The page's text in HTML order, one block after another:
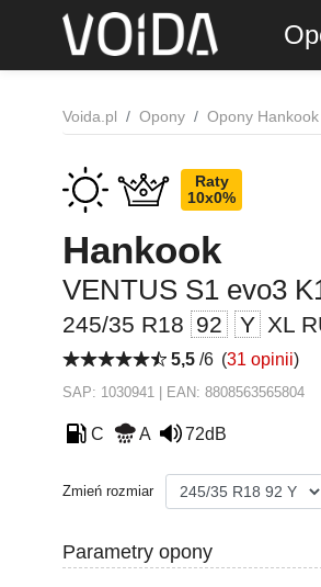
Voida.pl Opony Opony Hankook
Raty
10x0%
Hankook
VENTUS S1 evo3
245/35 R18 92 Y XL
5,5 /6 (31 opinii)
SAP: 1030941 | EAN: 8808563565804
C A 72dB
Zmień rozmiar
Parametry opony